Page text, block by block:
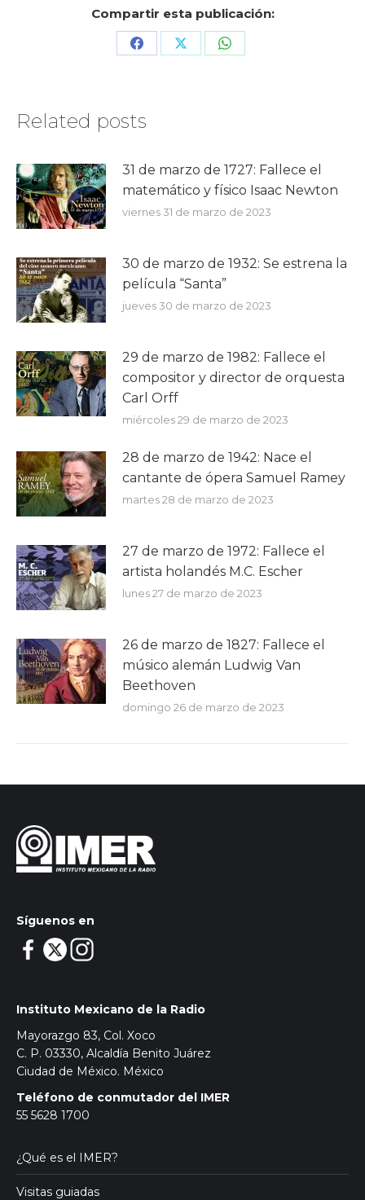
Compartir esta publicación:
Share Share Share
Related posts
31 de marzo de 1727: Fallece el
matemático y físico Isaac Newton
viernes 31 de marzo de 2023
30 de marzo de 1932: Se estrena la
película “Santa”
jueves 30 de marzo de 2023
29 de marzo de 1982: Fallece el
compositor y director de orquesta
Carl Orff
miércoles 29 de marzo de 2023
28 de marzo de 1942: Nace el
cantante de ópera Samuel Ramey
martes 28 de marzo de 2023
27 de marzo de 1972: Fallece el
artista holandés M.C. Escher
lunes 27 de marzo de 2023
26 de marzo de 1827: Fallece el
músico alemán Ludwig Van
Beethoven
domingo 26 de marzo de 2023
Síguenos en
Instituto Mexicano de la Radio
Mayorazgo 83, Col. Xoco
C. P. 03330, Alcaldía Benito Juárez
Ciudad de México. México
Teléfono de conmutador del IMER
55 5628 1700
¿Qué es el IMER?
Visitas guiadas